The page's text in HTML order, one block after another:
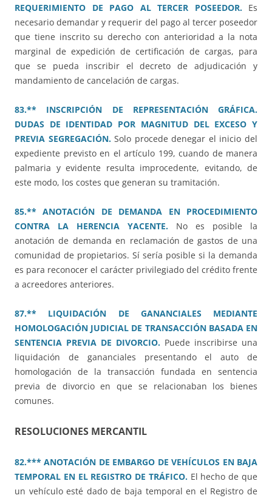
REQUERIMIENTO DE PAGO AL TERCER POSEEDOR.Es
necesario demandar y requerir del pago al tercer poseedor
que tiene inscrito su derecho con anterioridad a la nota
marginal de expedición de certificación de cargas, para
que se pueda inscribir el decreto de adjudicación y
mandamiento de cancelación de cargas.
83.** INSCRIPCIÓN DE REPRESENTACIÓN GRÁFICA.
DUDAS DE IDENTIDAD POR MAGNITUD DEL EXCESO Y
PREVIA SEGREGACIÓN.Solo procede denegar el inicio del
expediente previsto en el artículo 199, cuando de manera
palmaria y evidente resulta improcedente, evitando, de
este modo, los costes que generan su tramitación.
85.** ANOTACIÓN DE DEMANDA EN PROCEDIMIENTO
CONTRA LA HERENCIA YACENTE. No es posible la
anotación de demanda en reclamación de gastos de una
comunidad de propietarios. Sí sería posible si la demanda
es para reconocer el carácter privilegiado del crédito frente
a acreedores anteriores.
87.** LIQUIDACIÓN DE GANANCIALES MEDIANTE
HOMOLOGACIÓN JUDICIAL DE TRANSACCIÓN BASADA EN
SENTENCIA PREVIA DE DIVORCIO. Puede inscribirse una
liquidación de gananciales presentando el auto de
homologación de la transacción fundada en sentencia
previa de divorcio en que se relacionaban los bienes
comunes.
RESOLUCIONES MERCANTIL
82.*** ANOTACIÓN DE EMBARGO DE VEHÍCULOS EN BAJA
TEMPORAL EN EL REGISTRO DE TRÁFICO.El hecho de que
un vehículo esté dado de baja temporal en el Registro de